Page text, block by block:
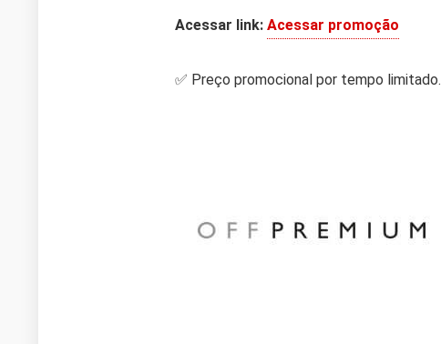
Acessar link: Acessar promoção
✅ Preço promocional por tempo limitado.